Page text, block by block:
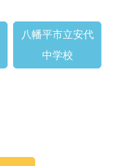
八幡平市立安代
中学校